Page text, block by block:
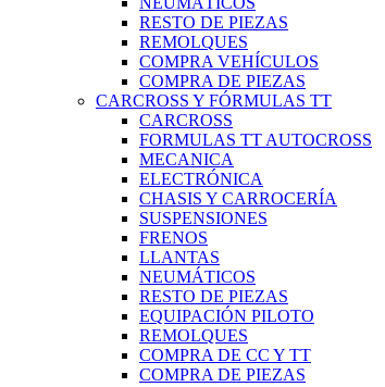
RESTO DE PIEZAS
REMOLQUES
COMPRA VEHÍCULOS
COMPRA DE PIEZAS
CARCROSS Y FÓRMULAS TT
CARCROSS
FORMULAS TT AUTOCROSS
MECANICA
ELECTRÓNICA
CHASIS Y CARROCERÍA
SUSPENSIONES
FRENOS
LLANTAS
NEUMÁTICOS
RESTO DE PIEZAS
EQUIPACIÓN PILOTO
REMOLQUES
COMPRA DE CC Y TT
COMPRA DE PIEZAS